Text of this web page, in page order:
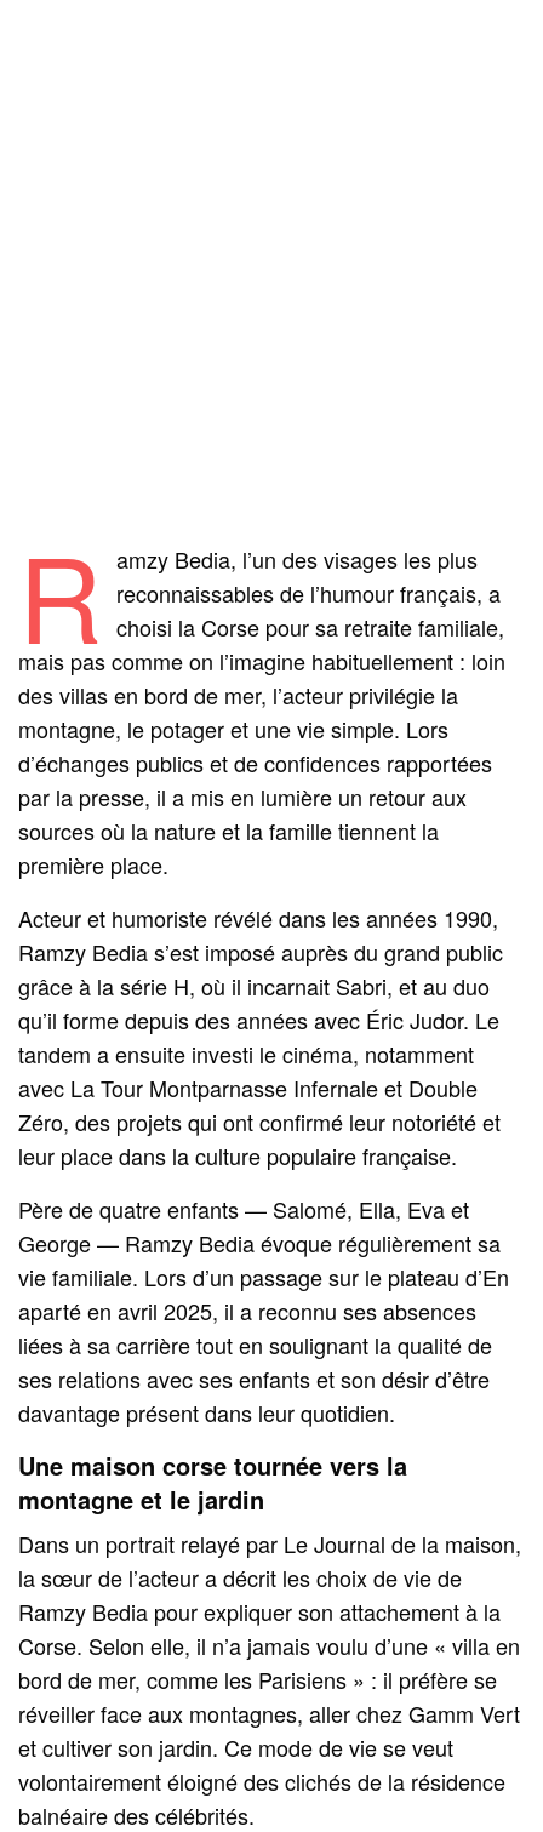
R amzy Bedia, l’un des visages les plus
reconnaissables de l’humour français, a
choisi la Corse pour sa retraite familiale,
mais pas comme on l’imagine habituellement : loin
des villas en bord de mer, l’acteur privilégie la
montagne, le potager et une vie simple. Lors
d’échanges publics et de confidences rapportées
par la presse, il a mis en lumière un retour aux
sources où la nature et la famille tiennent la
première place.
Acteur et humoriste révélé dans les années 1990,
Ramzy Bedia s’est imposé auprès du grand public
grâce à la série H, où il incarnait Sabri, et au duo
qu’il forme depuis des années avec Éric Judor. Le
tandem a ensuite investi le cinéma, notamment
avec La Tour Montparnasse Infernale et Double
Zéro, des projets qui ont confirmé leur notoriété et
leur place dans la culture populaire française.
Père de quatre enfants — Salomé, Ella, Eva et
George — Ramzy Bedia évoque régulièrement sa
vie familiale. Lors d’un passage sur le plateau d’En
aparté en avril 2025, il a reconnu ses absences
liées à sa carrière tout en soulignant la qualité de
ses relations avec ses enfants et son désir d’être
davantage présent dans leur quotidien.
Une maison corse tournée vers la
montagne et le jardin
Dans un portrait relayé par Le Journal de la maison,
la sœur de l’acteur a décrit les choix de vie de
Ramzy Bedia pour expliquer son attachement à la
Corse. Selon elle, il n’a jamais voulu d’une « villa en
bord de mer, comme les Parisiens » : il préfère se
réveiller face aux montagnes, aller chez Gamm Vert
et cultiver son jardin. Ce mode de vie se veut
volontairement éloigné des clichés de la résidence
balnéaire des célébrités.